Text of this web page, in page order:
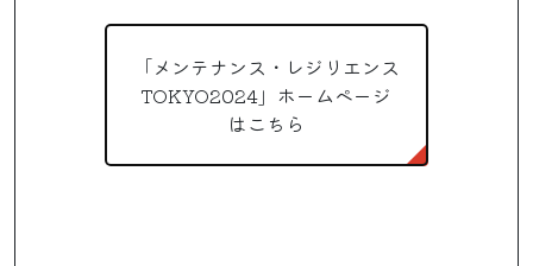
「メンテナンス・レジリエンス
TOKYO2024」ホームページ
はこちら